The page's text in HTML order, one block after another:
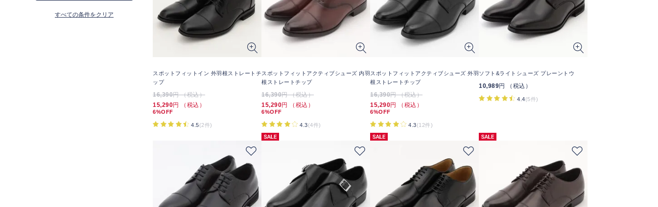
スポットフィットイン 外羽根ストレートチ
ップ
16,390円 （税込）
15,290円 （税込）
6%OFF
4.5(2件)
スポットフィットアクティブシューズ 内羽
根ストレートチップ
16,390円 （税込）
15,290円 （税込）
6%OFF
4.3(4件)
スポットフィットアクティブシューズ 外羽
根ストレートチップ
16,390円 （税込）
15,290円 （税込）
6%OFF
4.3(12件)
ソフト&ライトシューズ プレーントウ
10,989円 （税込）
4.4(5件)
すべての条件をクリア